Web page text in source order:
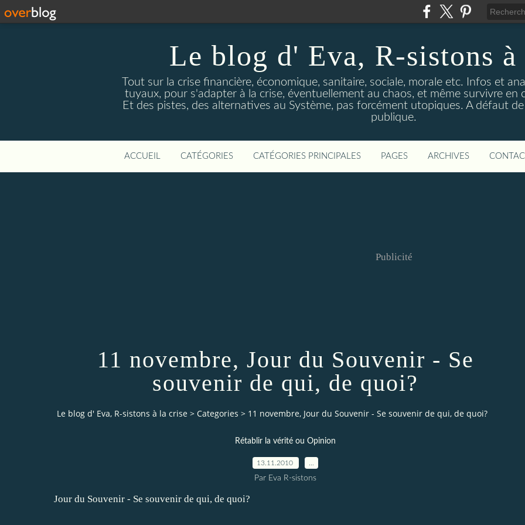
Le blog d' Eva, R-sistons à
Tout sur la crise financière, économique, sanitaire, sociale, morale etc. Infos et
tuyaux, pour s'adapter à la crise, éventuellement au chaos, et même survivre en
Et des pistes, des alternatives au Système, pas forcément utopiques. A défaut
publique.
ACCUEIL CATÉGORIES CATÉGORIES PRINCIPALES PAGES ARCHIVES
Publicité
11 novembre, Jour du Souvenir - Se
souvenir de qui, de quoi?
Le blog d' Eva, R-sistons à la crise > Categories > 11 novembre, Jour du Souvenir - Se souvenir de qui, de quoi?
Rétablir la vérité ou Opinion
13.11.2010
Par Eva R-sistons
Jour du Souvenir - Se souvenir de qui, de quoi?